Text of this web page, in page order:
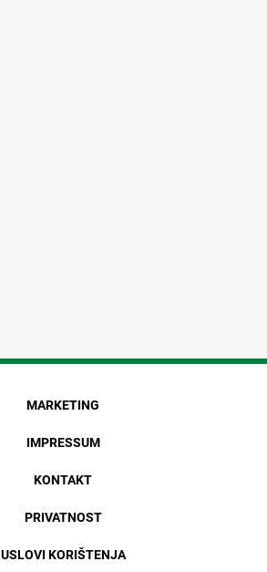
MARKETING
IMPRESSUM
KONTAKT
PRIVATNOST
USLOVI KORIŠTENJA